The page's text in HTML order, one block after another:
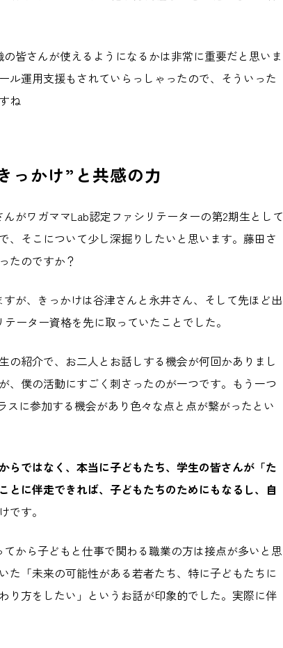
皆さんが使えるようになるかは非常に重要だと思いま
ル運用支援もされていらっしゃったので、そういった
ね
っかけ”と共感の力
がワガママLab認定ファシリテーターの第2期生として
、そこについて少し深掘りしたいと思います。藤田さ
たのですか？
が、きっかけは谷津さんと永井さん、そして先ほど出
ーター資格を先に取っていたことでした。
の紹介で、お二人とお話しする機会が何回かありまし
、僕の活動にすごく刺さったのが一つです。もう一つ
スに参加する機会があり色々な点と点が繋がったとい
らではなく、本当に子どもたち、学生の皆さんが「た
とに伴走できれば、子どもたちのためにもなるし、自
です。
から子どもと仕事で関わる職業の方は接点が多いと思
た「未来の可能性がある若者たち、特に子どもたちに
り方をしたい」というお話が印象的でした。実際に伴